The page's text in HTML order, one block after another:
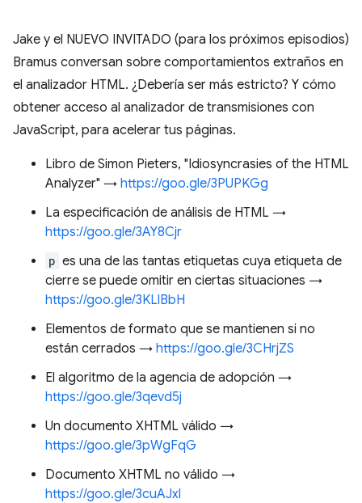
Jake y el NUEVO INVITADO (para los próximos episodios)
Bramus conversan sobre comportamientos extraños en
el analizador HTML. ¿Debería ser más estricto? Y cómo
obtener acceso al analizador de transmisiones con
JavaScript, para acelerar tus páginas.
Libro de Simon Pieters, "Idiosyncrasies of the HTML
Analyzer" → https://goo.gle/3PUPKGg
La especificación de análisis de HTML →
https://goo.gle/3AY8Cjr
p es una de las tantas etiquetas cuya etiqueta de
cierre se puede omitir en ciertas situaciones →
https://goo.gle/3KLlBbH
Elementos de formato que se mantienen si no
están cerrados → https://goo.gle/3CHrjZS
El algoritmo de la agencia de adopción →
https://goo.gle/3qevd5j
Un documento XHTML válido →
https://goo.gle/3pWgFqG
Documento XHTML no válido →
https://goo.gle/3cuAJxl